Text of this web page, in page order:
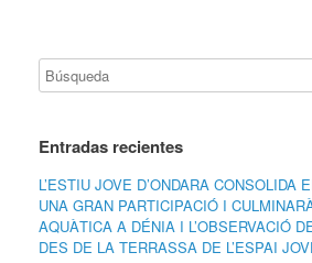
Entradas recientes
L’ESTIU JOVE D’ONDARA CONSOLIDA
UNA GRAN PARTICIPACIÓ I
AQUÀTICA A DÉNIA I L’OBSERVACIÓ
DES DE LA TERRASSA DE L’ESPAI